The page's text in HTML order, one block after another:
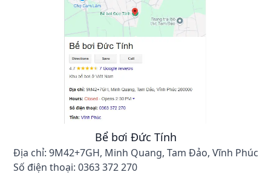
Bể bơi Đức Tính
Địa chỉ: 9M42+7GH, Minh Quang, Tam Đảo, Vĩnh Phúc
Số điện thoại: 0363 372 270